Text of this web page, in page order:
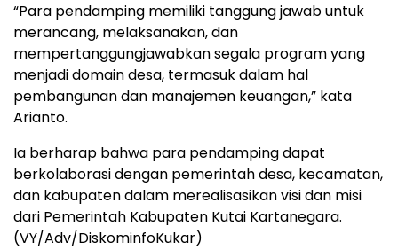
“Para pendamping memiliki tanggung jawab untuk
merancang, melaksanakan, dan
mempertanggungjawabkan segala program yang
menjadi domain desa, termasuk dalam hal
pembangunan dan manajemen keuangan,” kata
Arianto.
Ia berharap bahwa para pendamping dapat
berkolaborasi dengan pemerintah desa, kecamatan,
dan kabupaten dalam merealisasikan visi dan misi
dari Pemerintah Kabupaten Kutai Kartanegara.
(VY/Adv/DiskominfoKukar)